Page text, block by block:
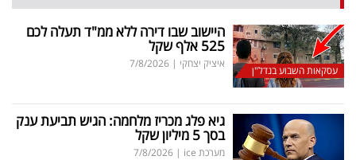
עסקאות השבוע בנדל"ן
היישוב שבו דירה ללא ממ"ד תעלה לכם
525 אלף שקל
איציק יצחקי |
7/8/2026
גיא פלג מכריז מלחמה: הגיש תביעת ענק
בסך 5 מיליון שקל
מערכת ice |
7/8/2026